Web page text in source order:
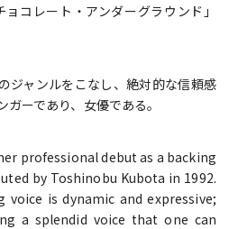
コレート・アンダーグラウンド」
ジャンルをこなし、絶対的な信頼感
ーであり、女優である。
professional debut as a backing
by Toshinobu Kubota in 1992.
voice is dynamic and expressive;
a splendid voice that one can